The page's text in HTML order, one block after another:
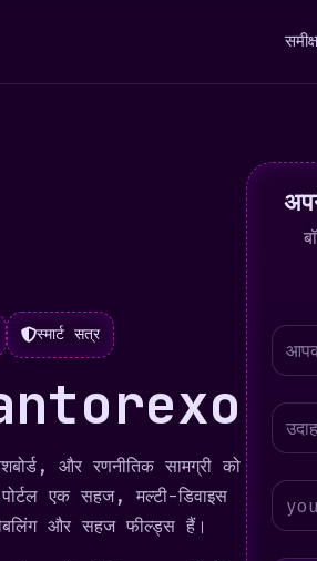
स्मार्ट सत्र
और रणनीतिक सामग्री को
एक सहज, मल्टी-डिवाइस
और सहज फील्ड्स हैं।